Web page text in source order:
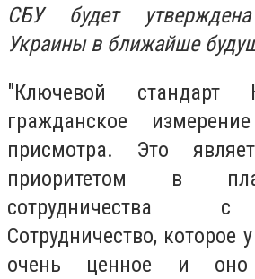
СБУ будет
Украины в ближайше
"Ключевой
гражданское
присмотра. Это
приоритетом в
сотрудничества
Сотрудничество, которое
очень ценное и